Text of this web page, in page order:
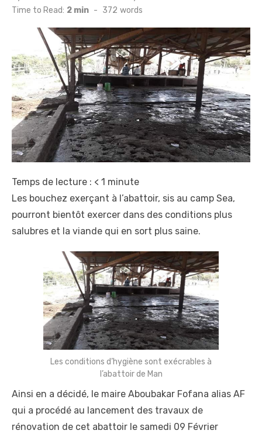
Time to Read: 2 min - 372 words
Temps de lecture : < 1 minute
Les bouchez exerçant à l’abattoir, sis au camp Sea,
pourront bientôt exercer dans des conditions plus
salubres et la viande qui en sort plus saine.
Les conditions d’hygiène sont exécrables à
l’abattoir de Man
Ainsi en a décidé, le maire Aboubakar Fofana alias AF
qui a procédé au lancement des travaux de
rénovation de cet abattoir le samedi 09 Février